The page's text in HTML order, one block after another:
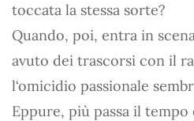
toccata la stessa sorte?
Quando, poi, entra in
avuto dei trascorsi con il
l‘omicidio passionale
Eppure, più passa il